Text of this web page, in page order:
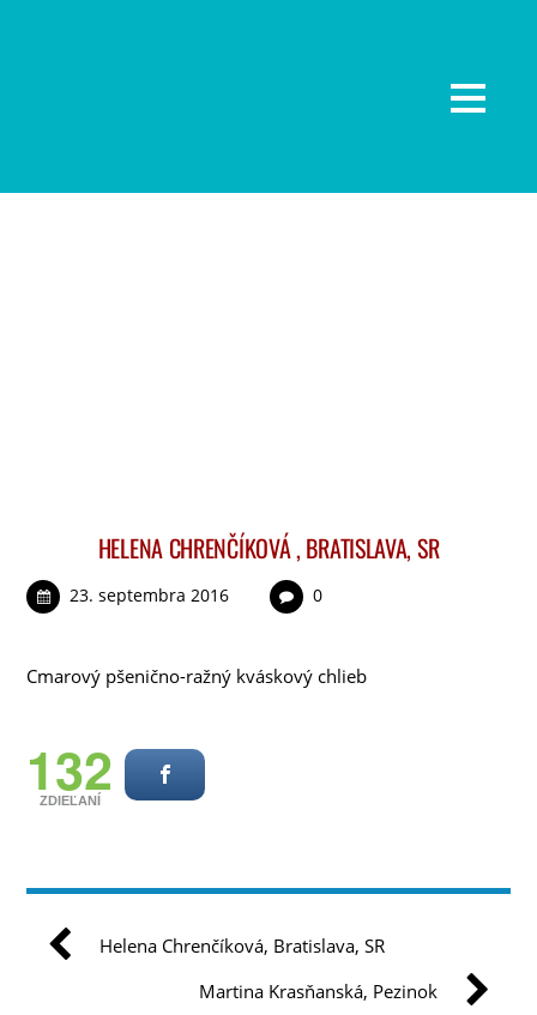
HELENA CHRENČÍKOVÁ , BRATISLAVA, SR
23. septembra 2016 0
Cmarový pšenično-ražný kváskový chlieb
132
ZDIEĽANÍ
Helena Chrenčíková, Bratislava, SR
Martina Krasňanská, Pezinok